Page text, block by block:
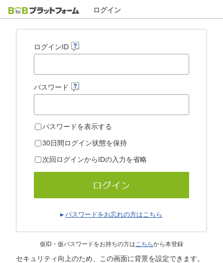
ログイン
ログインID
パスワード
パスワードを表示する
30日間ログイン状態を保持
次回ログインからIDの入力を省略
パスワードをお忘れの方はこちら
仮ID・仮パスワードをお持ちの方はこちらから本登録
セキュリティ向上のため、この画面に背景を設定できます。